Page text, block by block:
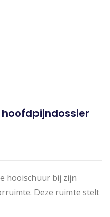
hooischuur bij zijn
Deze ruimte stelt